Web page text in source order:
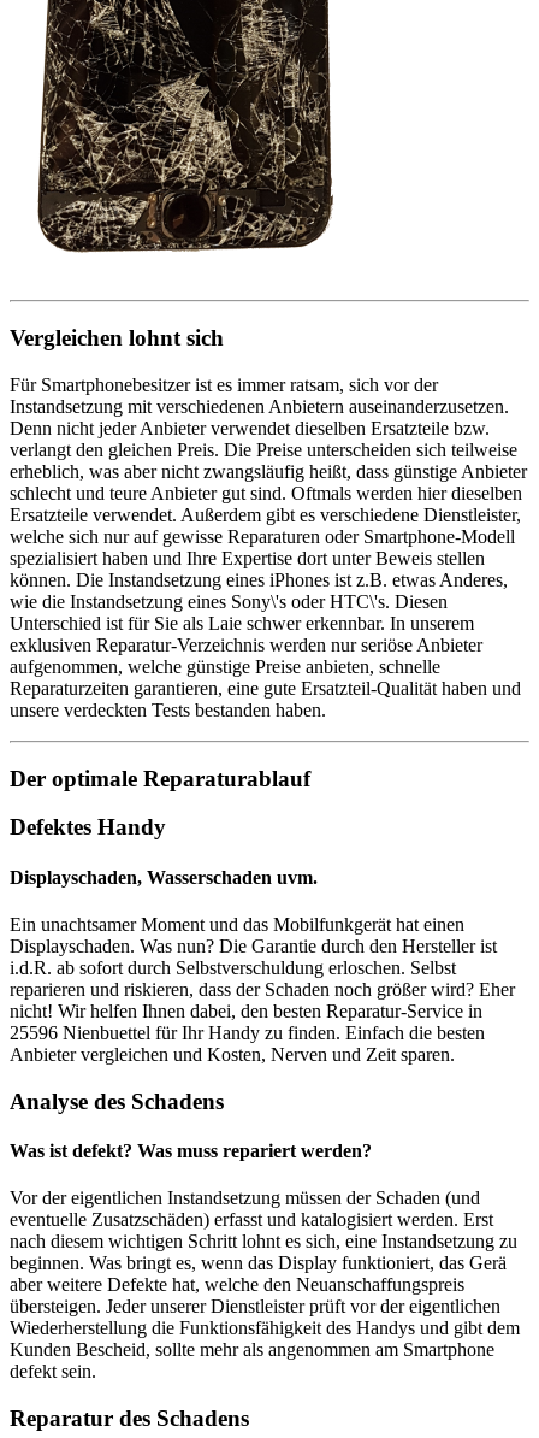
Vergleichen lohnt sich
Für Smartphonebesitzer ist es immer ratsam, sich vor der
Instandsetzung mit verschiedenen Anbietern auseinanderzusetzen.
Denn nicht jeder Anbieter verwendet dieselben Ersatzteile bzw.
verlangt den gleichen Preis. Die Preise unterscheiden sich teilweise
erheblich, was aber nicht zwangsläufig heißt, dass günstige Anbieter
schlecht und teure Anbieter gut sind. Oftmals werden hier dieselben
Ersatzteile verwendet. Außerdem gibt es verschiedene Dienstleister,
welche sich nur auf gewisse Reparaturen oder Smartphone-Modell
spezialisiert haben und Ihre Expertise dort unter Beweis stellen
können. Die Instandsetzung eines iPhones ist z.B. etwas Anderes,
wie die Instandsetzung eines Sony\'s oder HTC\'s. Diesen
Unterschied ist für Sie als Laie schwer erkennbar. In unserem
exklusiven Reparatur-Verzeichnis werden nur seriöse Anbieter
aufgenommen, welche günstige Preise anbieten, schnelle
Reparaturzeiten garantieren, eine gute Ersatzteil-Qualität haben und
unsere verdeckten Tests bestanden haben.
Der optimale Reparaturablauf
Defektes Handy
Displayschaden, Wasserschaden uvm.
Ein unachtsamer Moment und das Mobilfunkgerät hat einen
Displayschaden. Was nun? Die Garantie durch den Hersteller ist
i.d.R. ab sofort durch Selbstverschuldung erloschen. Selbst
reparieren und riskieren, dass der Schaden noch größer wird? Eher
nicht! Wir helfen Ihnen dabei, den besten Reparatur-Service in
25596 Nienbuettel für Ihr Handy zu finden. Einfach die besten
Anbieter vergleichen und Kosten, Nerven und Zeit sparen.
Analyse des Schadens
Was ist defekt? Was muss repariert werden?
Vor der eigentlichen Instandsetzung müssen der Schaden (und
eventuelle Zusatzschäden) erfasst und katalogisiert werden. Erst
nach diesem wichtigen Schritt lohnt es sich, eine Instandsetzung zu
beginnen. Was bringt es, wenn das Display funktioniert, das Gerä
aber weitere Defekte hat, welche den Neuanschaffungspreis
übersteigen. Jeder unserer Dienstleister prüft vor der eigentlichen
Wiederherstellung die Funktionsfähigkeit des Handys und gibt dem
Kunden Bescheid, sollte mehr als angenommen am Smartphone
defekt sein.
Reparatur des Schadens